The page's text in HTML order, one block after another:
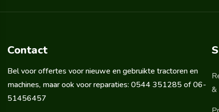
Contact
Bel voor offertes voor nieuwe en gebruikte tractoren en
machines, maar ook voor reparaties: 0544 351285 of 06-
51456457
&